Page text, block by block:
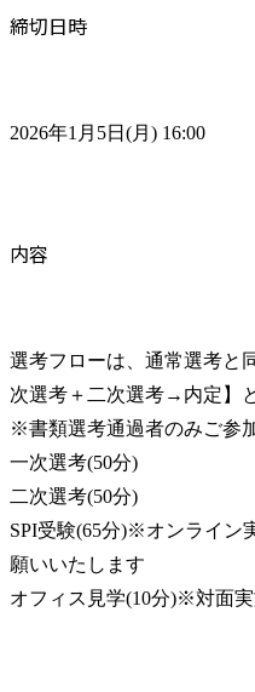
締切日時
2026年1月5日(月) 16:00
内容
選考フローは、通常選考と
次選考＋二次選考→内定】
※書類選考通過者のみご参
一次選考(50分)
二次選考(50分)
SPI受験(65分)※オンライン
願いいたします
オフィス見学(10分)※対面